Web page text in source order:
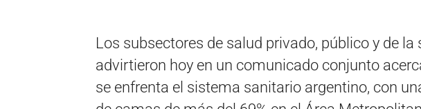
Los subsectores de salud privado, público y de la
advirtieron hoy en un comunicado conjunto
se enfrenta el sistema sanitario argentino, con